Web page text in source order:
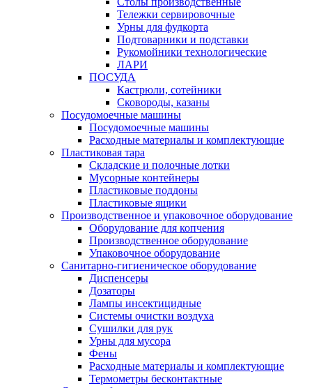
Тележки сервировочные
Урны для фудкорта
Подтоварники и подставки
Рукомойники технологические
ЛАРИ
ПОСУДА
Кастрюли, сотейники
Сковороды, казаны
Посудомоечные машины
Посудомоечные машины
Расходные материалы и комплектующие
Пластиковая тара
Складские и полочные лотки
Мусорные контейнеры
Пластиковые поддоны
Пластиковые ящики
Производственное и упаковочное оборудование
Оборудование для копчения
Производственное оборудование
Упаковочное оборудование
Санитарно-гигиеническое оборудование
Диспенсеры
Дозаторы
Лампы инсектицидные
Системы очистки воздуха
Сушилки для рук
Урны для мусора
Фены
Расходные материалы и комплектующие
Термометры бесконтактные